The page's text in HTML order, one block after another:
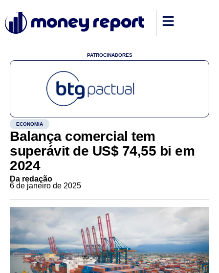
PATROCINADORES
ECONOMIA
Balança comercial tem
superávit de US$ 74,55 bi em
2024
Da redação
6 de janeiro de 2025